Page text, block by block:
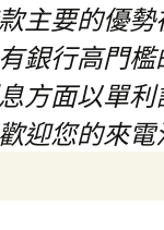
主要的優
銀行高門檻
方面以單
迎您的來電